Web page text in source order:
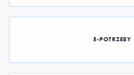
E-POTRZEBY